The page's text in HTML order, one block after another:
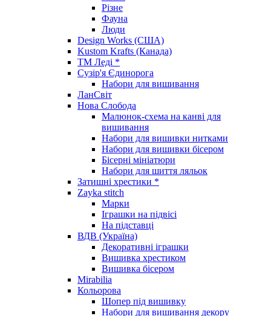
Різне
Фауна
Люди
Design Works (США)
Kustom Krafts (Канада)
ТМ Леді *
Сузір'я Єдинорога
Набори для вишивання
ЛанСвіт
Нова Слобода
Малюнок-схема на канві для
вишивання
Набори для вишивки нитками
Набори для вишивки бісером
Бісерні мініатюри
Набори для шиття ляльок
Затишні хрестики *
Zayka stitch
Марки
Іграшки на підвісі
На підставці
ВДВ (Україна)
Декоративні іграшки
Вишивка хрестиком
Вишивка бісером
Mirabilia
Кольорова
Шопер під вишивку
Набори для вишивання декору